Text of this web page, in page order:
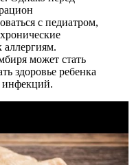
с педиатром,
аллергиям.
может стать
здоровье ребенка
инфекций.